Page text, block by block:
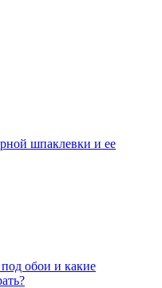
шпаклевки и ее
обои и какие